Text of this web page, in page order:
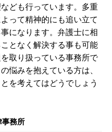
ども行っています。多重
って精神的にも追い立て
になります。弁護士に相
となく解決する事も可能
取り扱っている事務所で
悩みを抱えている方は、
を考えてはどうでしょう
事務所